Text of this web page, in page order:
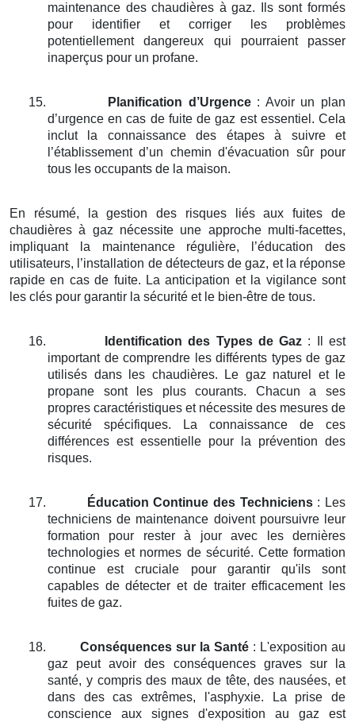
maintenance des chaudières à gaz. Ils sont formés
pour identifier et corriger les problèmes
potentiellement dangereux qui pourraient passer
inaperçus pour un profane.
15. Planification d’Urgence: Avoir un plan
d’urgence en cas de fuite de gaz est essentiel. Cela
inclut la connaissance des étapes à suivre et
l’établissement d’un chemin d'évacuation sûr pour
tous les occupants de la maison.
En résumé, la gestion des risques liés aux fuites de
chaudières à gaz nécessite une approche multi-facettes,
impliquant la maintenance régulière, l’éducation des
utilisateurs, l’installation de détecteurs de gaz, et la réponse
rapide en cas de fuite. La anticipation et la vigilance sont
les clés pour garantir la sécurité et le bien-être de tous.
16. Identification des Types de Gaz : Il est
important de comprendre les différents types de gaz
utilisés dans les chaudières. Le gaz naturel et le
propane sont les plus courants. Chacun a ses
propres caractéristiques et nécessite des mesures de
sécurité spécifiques. La connaissance de ces
différences est essentielle pour la prévention des
risques.
17. Éducation Continue des Techniciens: Les
techniciens de maintenance doivent poursuivre leur
formation pour rester à jour avec les dernières
technologies et normes de sécurité. Cette formation
continue est cruciale pour garantir qu'ils sont
capables de détecter et de traiter efficacement les
fuites de gaz.
18. Conséquences sur la Santé: L'exposition au
gaz peut avoir des conséquences graves sur la
santé, y compris des maux de tête, des nausées, et
dans des cas extrêmes, l'asphyxie. La prise de
conscience aux signes d'exposition au gaz est